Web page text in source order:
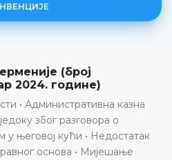
(број
2024. године)
• Административна казна
због разговора о
у његовој кући • Недостатак
основа • Мијешање